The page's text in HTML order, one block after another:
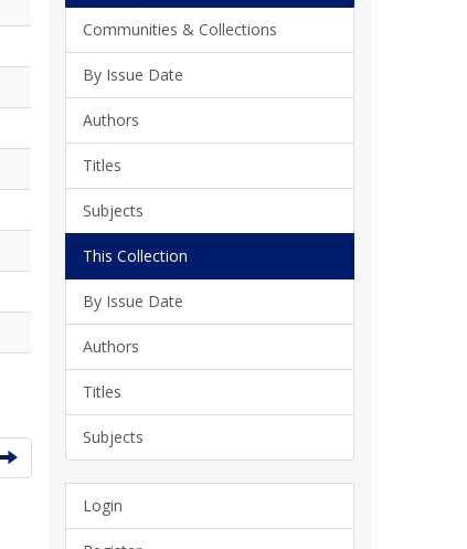
Communities & Collections
By Issue Date
Authors
Titles
Subjects
This Collection
By Issue Date
Authors
Titles
Subjects
Login